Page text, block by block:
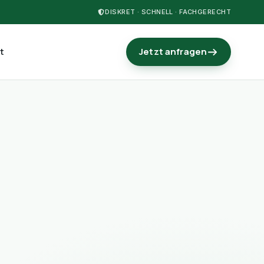
DISKRET · SCHNELL · FACHGERECHT
Jetzt anfragen